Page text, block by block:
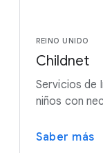
REINO UNIDO
Childnet
Servicios de
niños con
Saber más